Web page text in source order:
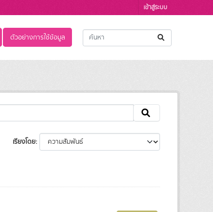
เข้าสู่ระบบ
ตัวอย่างการใช้ข้อมูล
เรียงโดย